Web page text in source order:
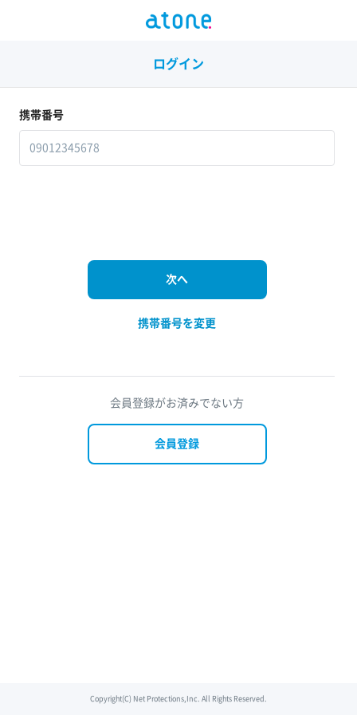
ログイン
携帯番号
携帯番号を変更
会員登録がお済みでない方
会員登録
Copyright(C) Net Protections,Inc. All Rights Reserved.